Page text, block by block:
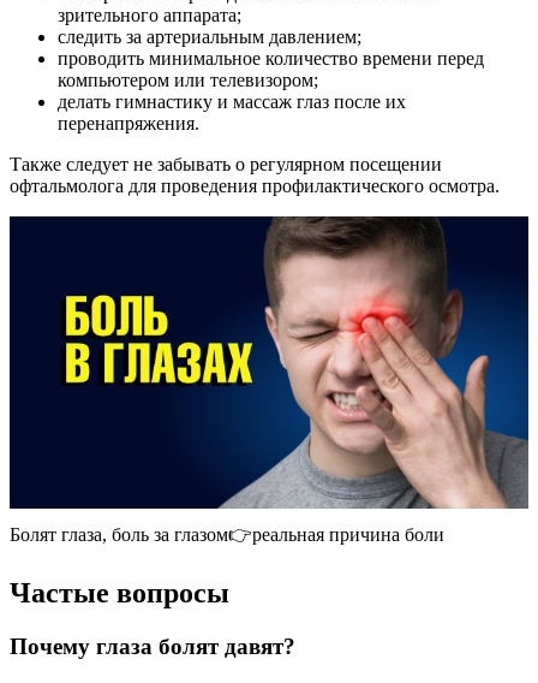
зрительного аппарата;
следить за артериальным давлением;
проводить минимальное количество времени перед
компьютером или телевизором;
делать гимнастику и массаж глаз после их
перенапряжения.
Также следует не забывать о регулярном посещении
офтальмолога для проведения профилактического осмотра.
Болят глаза, боль за глазом👉реальная причина боли
Частые вопросы
Почему глаза болят давят?